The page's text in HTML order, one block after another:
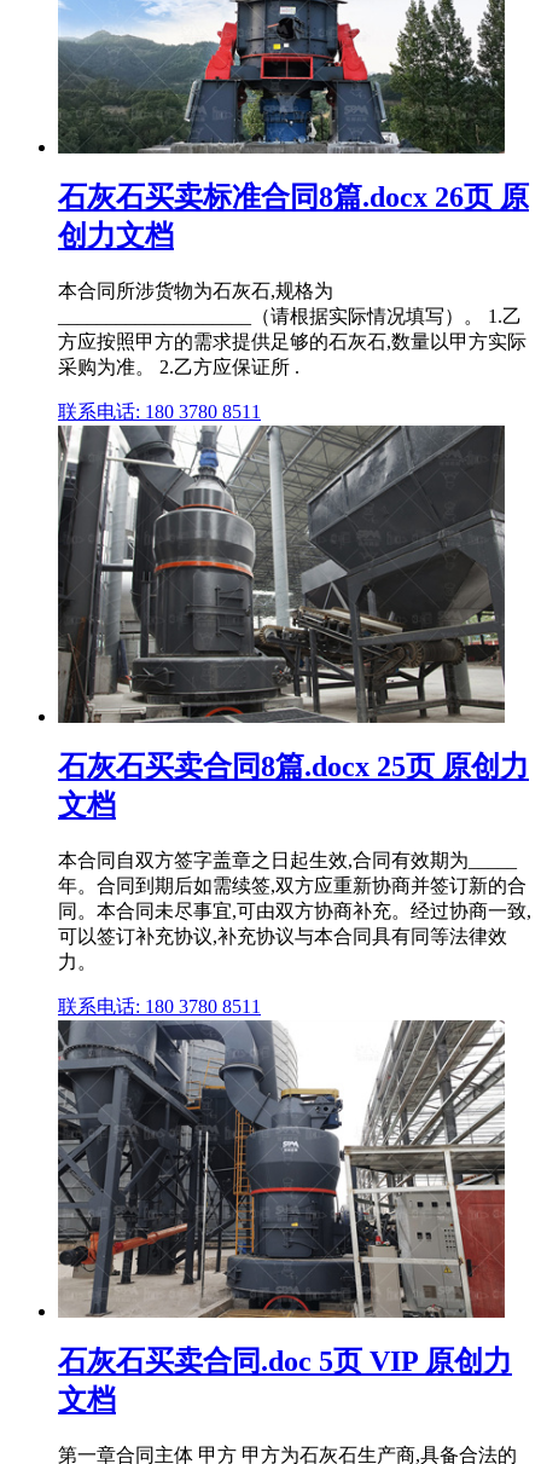
石灰石买卖标准合同8篇.docx 26页 原
创力文档
本合同所涉货物为石灰石,规格为
____________________（请根据实际情况填写）。 1.乙
方应按照甲方的需求提供足够的石灰石,数量以甲方实际
采购为准。 2.乙方应保证所 .
联系电话: 180 3780 8511
石灰石买卖合同8篇.docx 25页 原创力
文档
本合同自双方签字盖章之日起生效,合同有效期为_____
年。合同到期后如需续签,双方应重新协商并签订新的合
同。本合同未尽事宜,可由双方协商补充。经过协商一致,
可以签订补充协议,补充协议与本合同具有同等法律效
力。
联系电话: 180 3780 8511
石灰石买卖合同.doc 5页 VIP 原创力
文档
第一章合同主体 甲方 甲方为石灰石生产商,具备合法的